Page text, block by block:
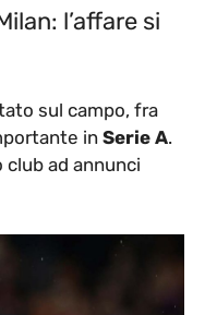
l’affare si
sul campo, fra
in Serie A.
club ad annunci